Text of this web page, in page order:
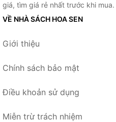
giá, tìm giá rẻ nhất trước khi mua.
VỀ NHÀ SÁCH HOA SEN
Giới thiệu
Chính sách bảo mật
Điều khoản sử dụng
Miễn trừ trách nhiệm